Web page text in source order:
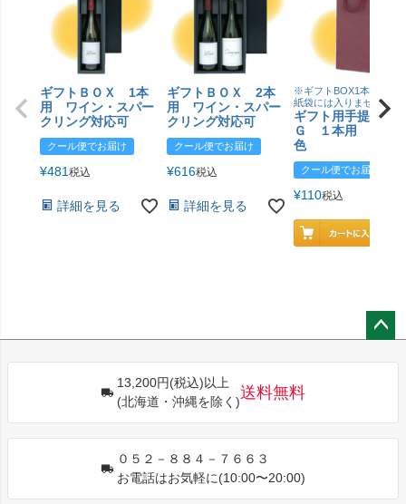
ギフトＢＯＸ 1本
用 ワイン・スパー
クリング対応可
クール便でお届け
¥481 税込
詳細を見る
ギフトＢＯＸ 2本
用 ワイン・スパー
クリング対応可
クール便でお届け
¥616税込
詳細を見る
※ギフトBOX1本用はこ
紙袋には入りません
ギフト用手提げＢ
Ｇ １本用 エン
色
クール便でお届け
¥110税込
13,200円(税込)以上
(北海道・沖縄を除く)
送料無料
０５２－８８４－７６６３
お電話はお気軽に(10:00〜20:00)